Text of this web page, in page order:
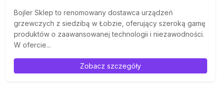
Bojler Sklep to renomowany dostawca urządzeń
grzewczych z siedzibą w Łobzie, oferujący szeroką gamę
produktów o zaawansowanej technologii i niezawodności.
W ofercie...
Zobacz szczegóły